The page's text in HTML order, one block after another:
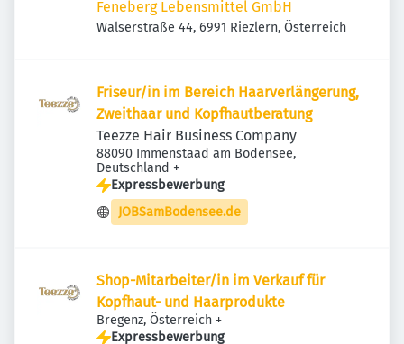
Feneberg Lebensmittel GmbH
Walserstraße 44, 6991 Riezlern, Österreich
Friseur/in im Bereich Haarverlängerung,
Zweithaar und Kopfhautberatung
Teezze Hair Business Company
88090 Immenstaad am Bodensee,
Deutschland +
Expressbewerbung
JOBSamBodensee.de
Shop-Mitarbeiter/in im Verkauf für
Kopfhaut- und Haarprodukte
Bregenz, Österreich +
Expressbewerbung